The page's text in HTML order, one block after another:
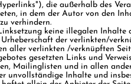
die außerhalb des
in dem der Autor von den
verhindern.
keine illegalen Inhalte
der verlinkten/
aller verlinkten /verknüpften
gesetzten Links und
Mailinglisten und in allen
unvollständige Inhalte und